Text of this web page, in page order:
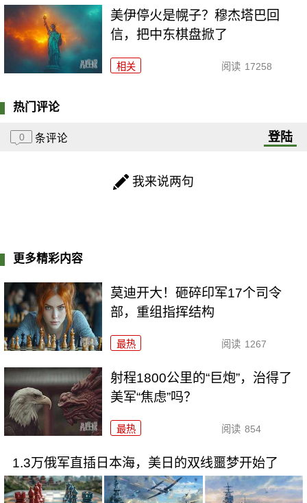
美伊停火是幌子？穆杰塔巴回
信，把中东棋盘掀了
相关 阅读 17258
热门评论
0 条评论 登陆
我来说两句
更多精彩内容
莫迪开大！砸碎印军17个司令
部，重组指挥结构
最热 阅读 1267
射程1800公里的“巨炮”，治得了
美军“焦虑”吗？
最热 阅读 854
1.3万俄军直插日本海，美日的双线噩梦开始了